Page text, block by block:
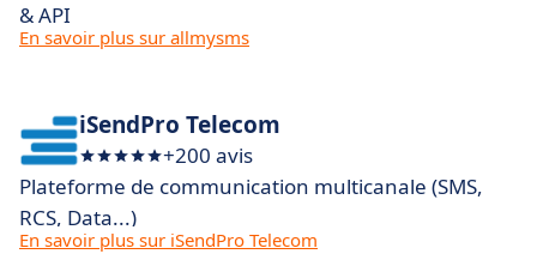
& API
En savoir plus sur allmysms
iSendPro Telecom
+200 avis
Plateforme de communication multicanale (SMS,
RCS, Data...)
En savoir plus sur iSendPro Telecom